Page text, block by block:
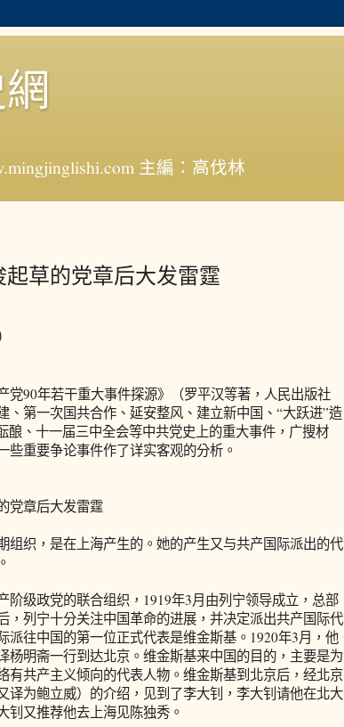
主編：高伐林
草的党章后大发雷霆
年若干重大事件探源》（罗平汉等著，人民出版社
、第一次国共合作、延安整风、建立新中国、“大跃进”造
酿、十一届三中全会等中共党史上的重大事件，广搜材
些重要争论事件作了详实客观的分析。
章后大发雷霆
织，是在上海产生的。她的产生又与共产国际派出的代
级政党的联合组织，1919年3月由列宁领导成立，总部
，列宁十分关注中国革命的进展，并决定派出共产国际代
派往中国的第一位正式代表是维金斯基。1920年3月，他
杨明斋一行到达北京。维金斯基来中国的目的，主要是为
有共产主义倾向的代表人物。维金斯基到北京后，经北京
译为鲍立威）的介绍，见到了李大钊，李大钊请他在北大
钊又推荐他去上海见陈独秀。